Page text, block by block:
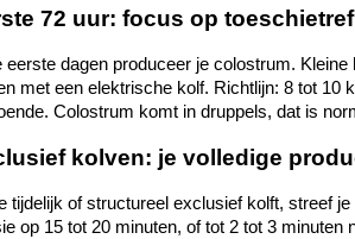
72 uur: focus op
eerste dagen produceer je colostrum.
met een elektrische kolf. Richtlijn: 8 tot 10
Colostrum komt in druppels, dat is
kolven: je volledige
tijdelijk of structureel exclusief kolft, streef
op 15 tot 20 minuten, of tot 2 tot 3